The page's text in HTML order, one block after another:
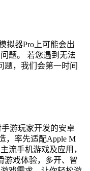
拟器Pro上可能会出
题。 若您遇到无法
题，我们会第一时间
游玩家开发的安卓
，率先适配Apple M
流手机游戏及应用，
游戏体验，多开、智